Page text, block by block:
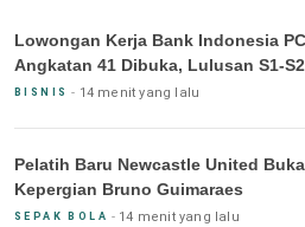
Lowongan Kerja Bank Indonesia
Angkatan 41 Dibuka, Lulusan S1-
BISNIS 14 menit yang lalu
Pelatih Baru Newcastle United
Kepergian Bruno Guimaraes
SEPAK BOLA 14 menit yang lalu